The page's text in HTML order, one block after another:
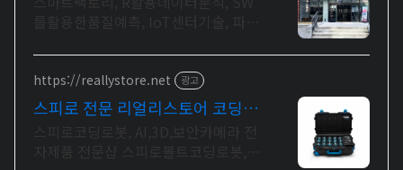
https://reallystore.net 광고
스피로 전문 리얼리스토어 코딩교